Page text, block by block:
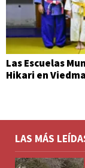
Las Escuelas
Hikari en Viedma
LAS MÁS